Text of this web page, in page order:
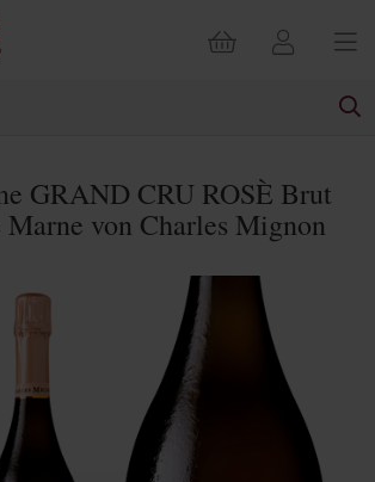
GRAND CRU ROSÈ Brut
Marne von Charles Mignon